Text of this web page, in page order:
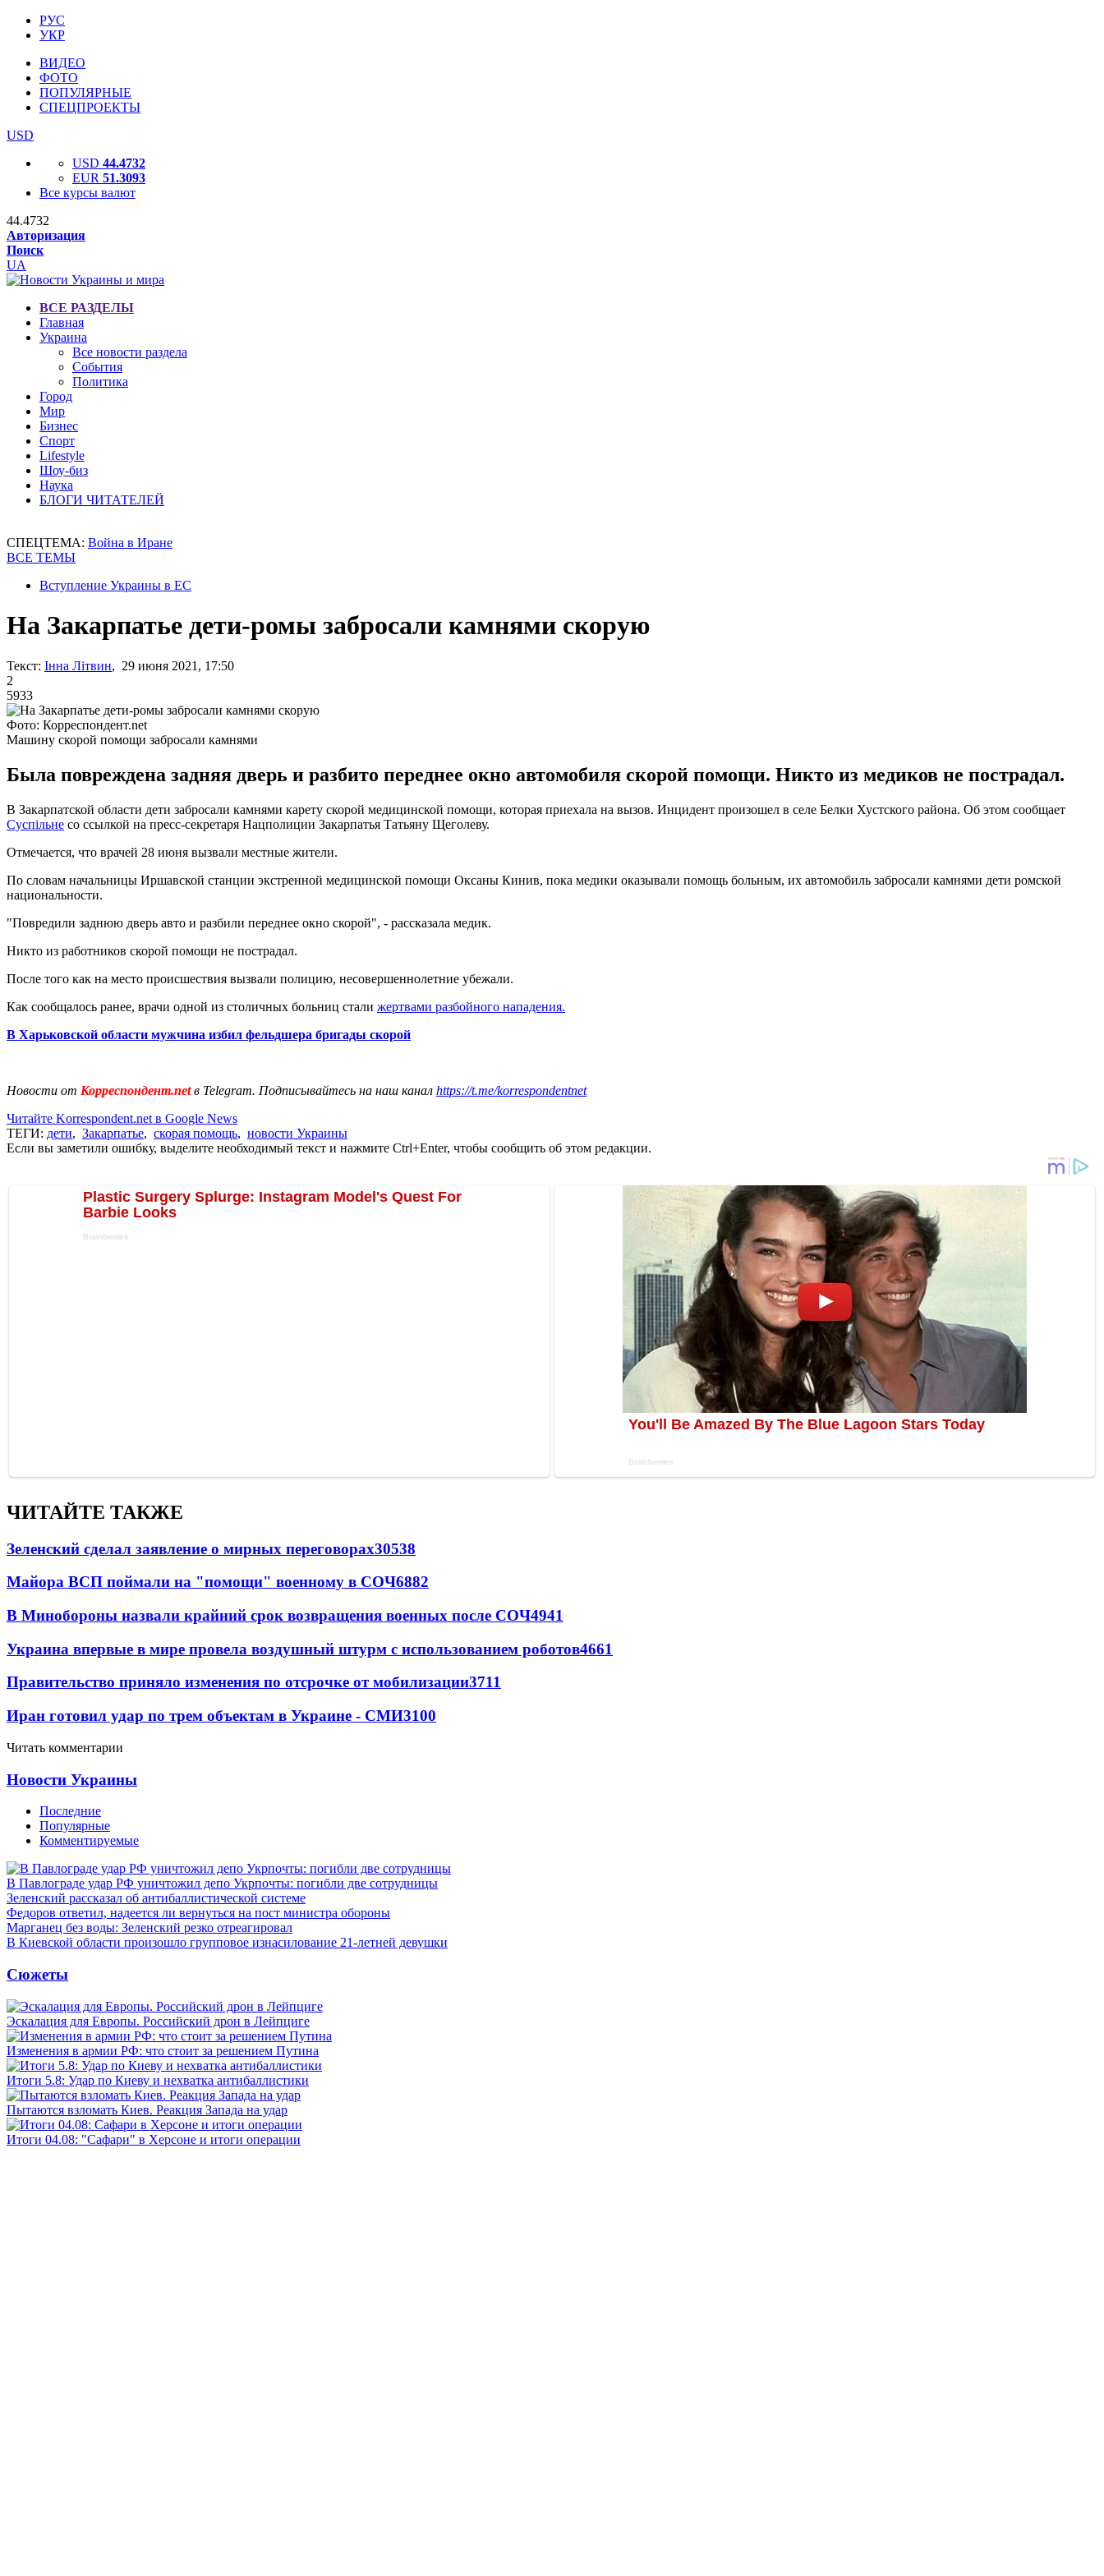
РУС
УКР
ВИДЕО
ФОТО
ПОПУЛЯРНЫЕ
СПЕЦПРОЕКТЫ
USD
USD 44.4732
EUR 51.3093
Все курсы валют
44.4732
Авторизация
Поиск
UA
ВСЕ РАЗДЕЛЫ
Главная
Украина
Все новости раздела
События
Политика
Город
Мир
Бизнес
Спорт
Lifestyle
Шоу-биз
Наука
БЛОГИ ЧИТАТЕЛЕЙ
СПЕЦТЕМА: Война в Иране
ВСЕ ТЕМЫ
Вступление Украины в ЕС
На Закарпатье дети-ромы забросали камнями скорую
Текст: Інна Літвин, 29 июня 2021, 17:50
2
5933
Фото: Корреспондент.net
Машину скорой помощи забросали камнями
Была повреждена задняя дверь и разбито переднее окно автомобиля скорой помощи. Никто из медиков не пострадал.
В Закарпатской области дети забросали камнями карету скорой медицинской помощи, которая приехала на вызов. Инцидент произошел в селе Белки Хустского района. Об этом сообщает
Суспільне со ссылкой на пресс-секретаря Нацполиции Закарпатья Татьяну Щеголеву.
Отмечается, что врачей 28 июня вызвали местные жители.
По словам начальницы Иршавской станции экстренной медицинской помощи Оксаны Кинив, пока медики оказывали помощь больным, их автомобиль забросали камнями дети ромской
национальности.
"Повредили заднюю дверь авто и разбили переднее окно скорой", - рассказала медик.
Никто из работников скорой помощи не пострадал.
После того как на место происшествия вызвали полицию, несовершеннолетние убежали.
Как сообщалось ранее, врачи одной из столичных больниц стали жертвами разбойного нападения.
В Харьковской области мужчина избил фельдшера бригады скорой
Новости от Корреспондент.netв Telegram. Подписывайтесь на наш канал https://t.me/korrespondentnet
Читайте Korrespondent.net в Google News
ТЕГИ: дети, Закарпатье, скорая помощь, новости Украины
Если вы заметили ошибку, выделите необходимый текст и нажмите Ctrl+Enter, чтобы сообщить об этом редакции.
ЧИТАЙТЕ ТАКЖЕ
Зеленский сделал заявление о мирных переговорах30538
Майора ВСП поймали на "помощи" военному в СОЧ6882
В Минобороны назвали крайний срок возвращения военных после СОЧ4941
Украина впервые в мире провела воздушный штурм с использованием роботов4661
Правительство приняло изменения по отсрочке от мобилизации3711
Иран готовил удар по трем объектам в Украине - СМИ3100
Читать комментарии
Новости Украины
Последние
Популярные
Комментируемые
В Павлограде удар РФ уничтожил депо Укрпочты: погибли две сотрудницы
Зеленский рассказал об антибаллистической системе
Федоров ответил, надеется ли вернуться на пост министра обороны
Марганец без воды: Зеленский резко отреагировал
В Киевской области произошло групповое изнасилование 21-летней девушки
Сюжеты
Эскалация для Европы. Российский дрон в Лейпциге
Изменения в армии РФ: что стоит за решением Путина
Итоги 5.8: Удар по Киеву и нехватка антибаллистики
Пытаются взломать Киев. Реакция Запада на удар
Итоги 04.08: "Сафари" в Херсоне и итоги операции